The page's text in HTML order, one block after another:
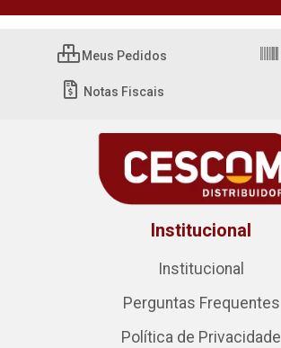
Meus Pedidos
Notas Fiscais
Institucional
Institucional
Perguntas Frequentes
Política de Privacidade